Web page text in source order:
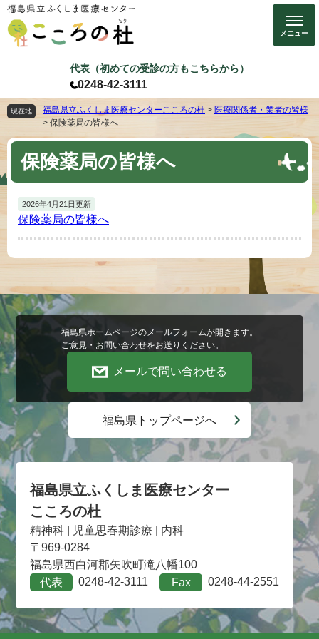
ペ
ー
で
。
メ
ニ
ば
て
本
文
へ
代表（初めての受診の方もこちらから）
0248-42-3111
現在地 福島県立ふくしま医療センターこころの杜 > 医療関係者・業者の皆様
> 保険薬局の皆様へ
本
文保険薬局の皆様へ
2026年4月21日更新
保険薬局の皆様へ
福島県立ふくしま医療センター
こころの杜
精神科 | 児童思春期診療 | 内科
〒969-0284
福島県西白河郡矢吹町滝八幡100
代表
0248-42-3111 Fax 0248-44-2551
福島県ホームページのメールフォームが開きます。
ご意見・お問い合わせをお送りください。
メールで問い合わせる
福島県トップページへ